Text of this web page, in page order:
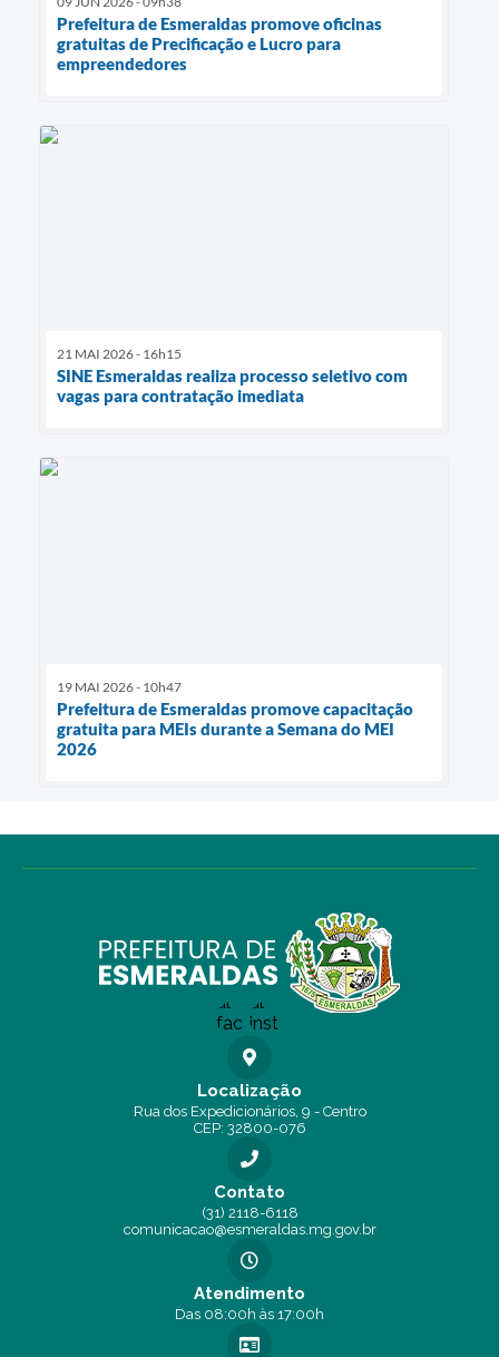
Prefeitura de Esmeraldas promove oficinas
gratuitas de Precificação e Lucro para
empreendedores
21 MAI 2026 - 16h15
SINE Esmeraldas realiza processo seletivo com
vagas para contratação imediata
19 MAI 2026 - 10h47
Prefeitura de Esmeraldas promove capacitação
gratuita para MEIs durante a Semana do MEI
2026
Localização
Rua dos Expedicionários, 9 - Centro
CEP: 32800-076
Contato
(31) 2118-6118
comunicacao@esmeraldas.mg.gov.br
Atendimento
Das 08:00h às 17:00h